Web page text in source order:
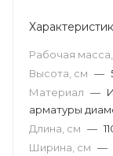
Рабочая масса,
Высота, см —
Материал —
арматуры
Длина, см —
Ширина, см —